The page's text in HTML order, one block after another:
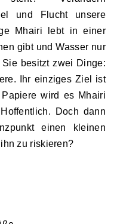
und Flucht unsere
Mhairi lebt in einer
gibt und Wasser nur
besitzt zwei Dinge:
Ihr einziges Ziel ist
wird es Mhairi
Doch dann
einen kleinen
zu riskieren?